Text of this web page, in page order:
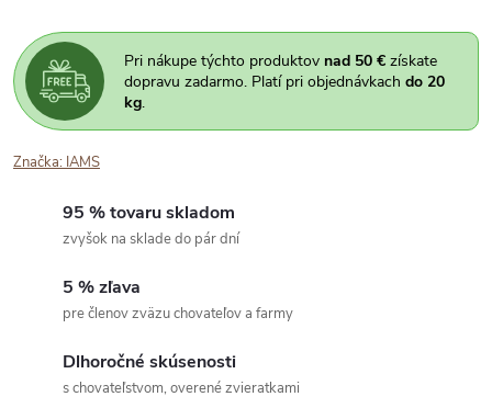
Pri nákupe týchto produktov nad 50 € získate
dopravu zadarmo. Platí pri objednávkach do 20
kg.
Značka: IAMS
95 % tovaru skladom
zvyšok na sklade do pár dní
5 % zľava
pre členov zväzu chovateľov a farmy
Dlhoročné skúsenosti
s chovateľstvom, overené zvieratkami